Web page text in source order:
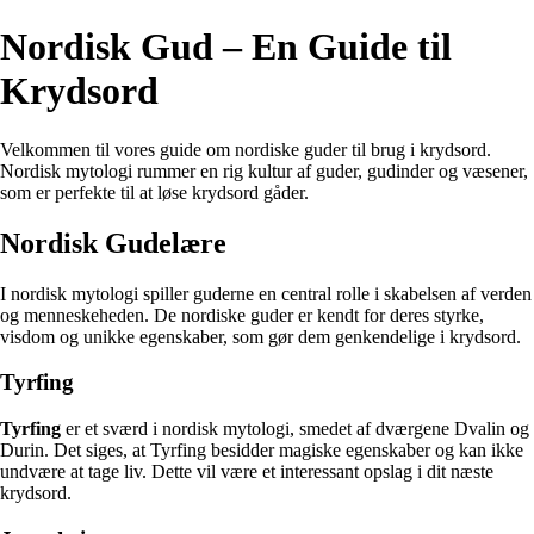
Nordisk Gud – En Guide til
Krydsord
Velkommen til vores guide om nordiske guder til brug i krydsord.
Nordisk mytologi rummer en rig kultur af guder, gudinder og væsener,
som er perfekte til at løse krydsord gåder.
Nordisk Gudelære
I nordisk mytologi spiller guderne en central rolle i skabelsen af verden
og menneskeheden. De nordiske guder er kendt for deres styrke,
visdom og unikke egenskaber, som gør dem genkendelige i krydsord.
Tyrfing
Tyrfing er et sværd i nordisk mytologi, smedet af dværgene Dvalin og
Durin. Det siges, at Tyrfing besidder magiske egenskaber og kan ikke
undvære at tage liv. Dette vil være et interessant opslag i dit næste
krydsord.